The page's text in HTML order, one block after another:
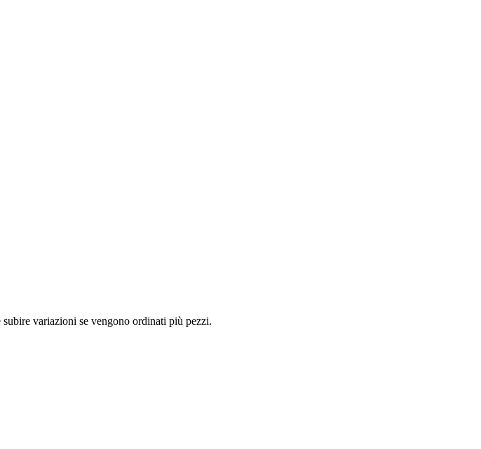
variazioni se vengono ordinati più pezzi.